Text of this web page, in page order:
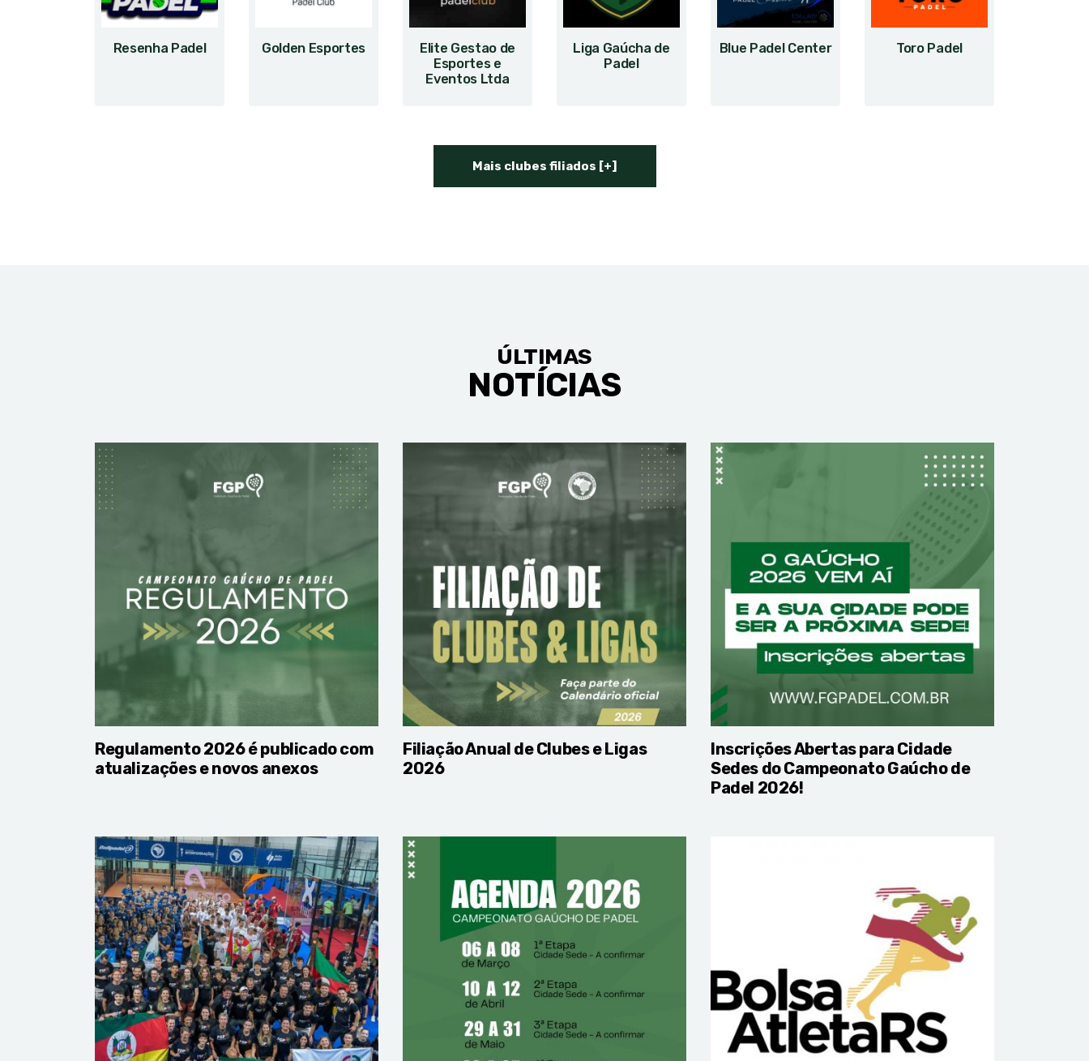
Resenha Padel Golden Esportes
Elite Gestao de
Esportes e
Eventos Ltda
Liga Gaúcha de
Padel
Blue Padel Center Toro Padel
Mais clubes filiados [+]
ÚLTIMAS
NOTÍCIAS
Regulamento 2026 é publicado com
atualizações e novos anexos
Filiação Anual de Clubes e Ligas
2026
Inscrições Abertas para Cidade
Sedes do Campeonato Gaúcho de
Padel 2026!